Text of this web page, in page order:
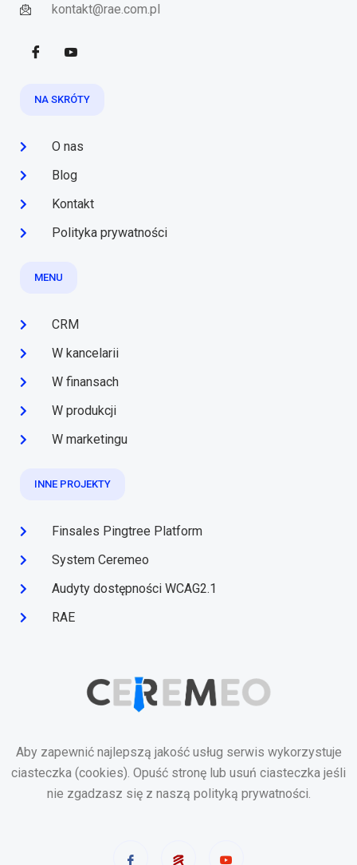
kontakt@rae.com.pl
NA SKRÓTY
O nas
Blog
Kontakt
Polityka prywatności
MENU
CRM
W kancelarii
W finansach
W produkcji
W marketingu
INNE PROJEKTY
Finsales Pingtree Platform
System Ceremeo
Audyty dostępności WCAG2.1
RAE
Aby zapewnić najlepszą jakość usług serwis wykorzystuje
ciasteczka (cookies). Opuść stronę lub usuń ciasteczka jeśli
nie zgadzasz się z naszą polityką prywatności.